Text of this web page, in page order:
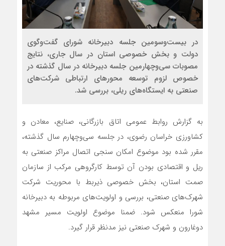
در بیست‌وسومین جلسه دبیرخانه شورای گفت‌وگوی
دولت و بخش خصوصی استان در سال جاری، نتایج
مصوبات سی‌وچهارمین جلسه دبیرخانه در سال گذشته در
خصوص لزوم توسعه محورهای ارتباطی شرکت‌های
صنعتی به ایستگاه‌های ریلی، بررسی شد.
به گزارش روابط عمومی اتاق بازرگانی، صنایع، معادن و
کشاورزی خراسان رضوی، در جلسه سی‌وچهارم سال گذشته،
مقرر شده بود موضوع امکان سنجی اتصال مراکز صنعتی به
ریل و اقتصادی بودن آن توسط کارگروهی مرکب از سازمان
صمت استان، بخش خصوصی ذیربط با محوریت شرکت
شهرک‌های صنعتی، بررسی و اولویت‌های مربوطه به دبیرخانه
شورا منعکس شود. ضمنا موضوع اولویت مسیر مشهد
دوغارون و شهرک صنعتی نیز مدنظر قرار گیرد.